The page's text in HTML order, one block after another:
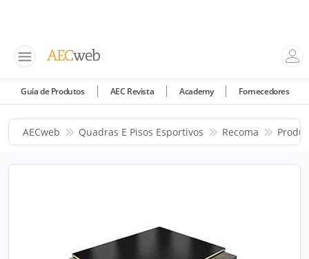
Guia de Produtos AEC Revista Academy Fornecedores
AECweb Quadras E Pisos Esportivos Recoma